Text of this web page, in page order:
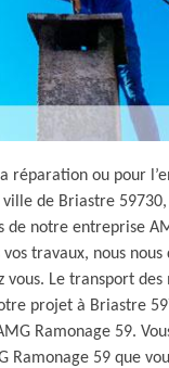
réparation ou pour
de Briastre 59730,
de notre entreprise
travaux, nous nous
vous. Le transport des
projet à Briastre
Ramonage 59.
Ramonage 59 que